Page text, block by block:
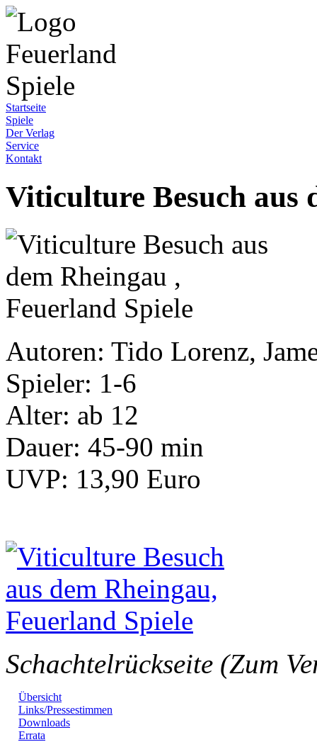
Startseite
Spiele
Der Verlag
Service
Kontakt
Viticulture Besuch aus
Autoren: Tido Lorenz,
Spieler: 1-6
Alter: ab 12
Dauer: 45-90 min
UVP: 13,90 Euro
Schachtelrückseite (Zum
Übersicht
Links/Pressestimmen
Downloads
Errata